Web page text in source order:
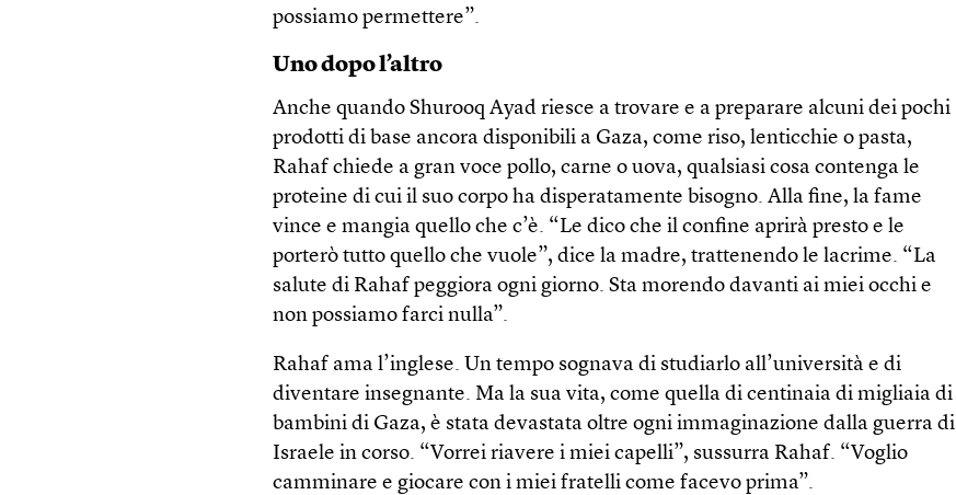
possiamo permettere”.
Uno dopo l’altro
Anche quando Shurooq Ayad riesce a trovare e a preparare alcuni dei pochi
prodotti di base ancora disponibili a Gaza, come riso, lenticchie o pasta,
Rahaf chiede a gran voce pollo, carne o uova, qualsiasi cosa contenga le
proteine di cui il suo corpo ha disperatamente bisogno. Alla fine, la fame
vince e mangia quello che c’è. “Le dico che il confine aprirà presto e le
porterò tutto quello che vuole”, dice la madre, trattenendo le lacrime. “La
salute di Rahaf peggiora ogni giorno. Sta morendo davanti ai miei occhi e
non possiamo farci nulla”.
Rahaf ama l’inglese. Un tempo sognava di studiarlo all’università e di
diventare insegnante. Ma la sua vita, come quella di centinaia di migliaia di
bambini di Gaza, è stata devastata oltre ogni immaginazione dalla guerra di
Israele in corso. “Vorrei riavere i miei capelli”, sussurra Rahaf. “Voglio
camminare e giocare con i miei fratelli come facevo prima”.